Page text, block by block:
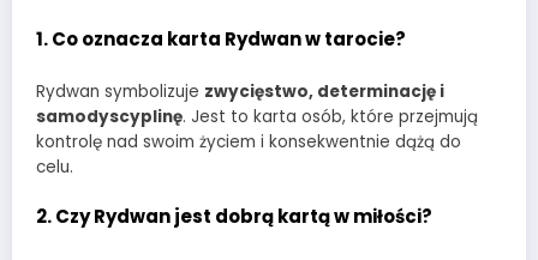
1. Co oznacza karta Rydwan w tarocie?
Rydwan symbolizuje zwycięstwo, determinację i
samodyscyplinę. Jest to karta osób, które przejmują
kontrolę nad swoim życiem i konsekwentnie dążą do
celu.
2. Czy Rydwan jest dobrą kartą w miłości?